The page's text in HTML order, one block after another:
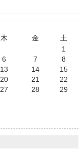
木 金
土
1
6 7
8
13 14
15
20 21
22
27 28
29